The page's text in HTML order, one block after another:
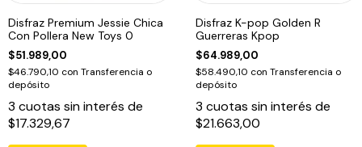
Disfraz Premium Jessie Chica
Con Pollera New Toys 0
$51.989,00
$46.790,10 con Transferencia o
depósito
3 cuotas sin interés de
$17.329,67
Disfraz K-pop Golden R
Guerreras Kpop
$64.989,00
$58.490,10 con Transferencia o
depósito
3 cuotas sin interés de
$21.663,00